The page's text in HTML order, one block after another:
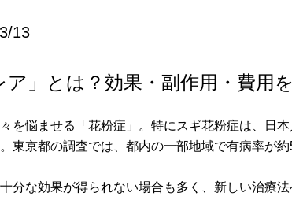
13
」とは？効果・副作用・費用
を悩ませる「花粉症」。特にスギ花粉症は、日
東京都の調査では、都内の一部地域で有病率が
分な効果が得られない場合も多く、新しい治療